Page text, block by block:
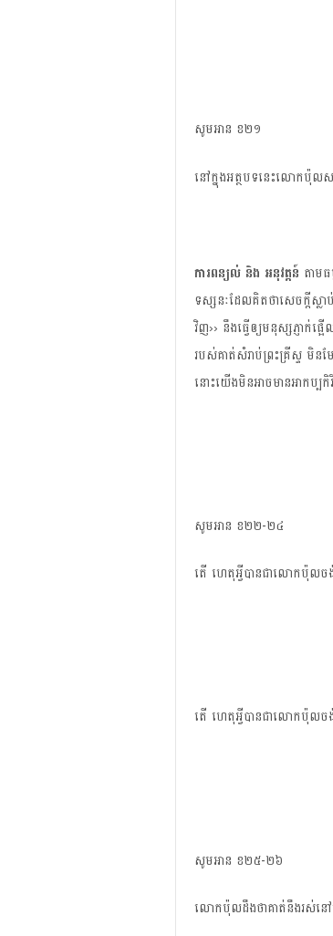
សូម​អាន​ ខ២១
នៅ​ក្នុង​អត្ថបទ​នេះ​លោក​
ការ​ពន្យល់ និង អនុវត្តន៍​ តាម​
ទស្សនៈ​ដែល​គិត​ថា​សេចក្ដី​ស្ល
វិញ›› នឹង​ធ្វើ​ឲ្យ​មនុស្ស​ភ្ញាក់​
របស់​គាត់​សំរាប់​ព្រះគ្រីស្ទ​ មិន
នោះ​យើង​មិន​អាច​មាន​អាកប្
សូម​អាន​ ខ២២-២៤
តើ​ ហេតុ​អ្វី​បាន​ជា​លោក​ប៉ុល​
តើ​ ហេតុ​អ្វី​បាន​ជា​លោក​ប៉ុល​ច
សូម​អាន​ ខ២៥-២៦
លោក​ប៉ុល​ដឹង​ថា​គាត់​នឹង​រស់​នៅ​